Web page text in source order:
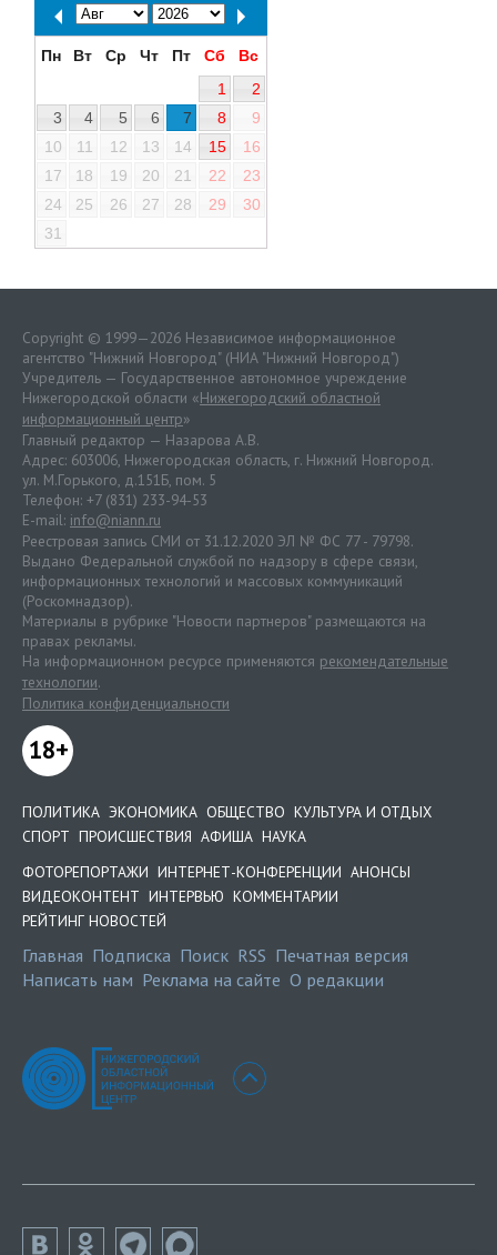
Пн Вт Ср Чт Пт Сб
Вс
1
2
3
4 5 6 7 8
9
10
11 12 13 14 15
16
17
18 19 20 21 22
23
24
25 26 27 28 29
30
31
Copyright © 1999—2026 Независимое информационное
агентство "Нижний Новгород" (НИА "Нижний Новгород")
Учредитель — Государственное автономное учреждение
Нижегородской области «Нижегородский областной
информационный центр»
Главный редактор — Назарова А.В.
Адрес: 603006, Нижегородская область, г. Нижний Новгород.
ул. М.Горького, д.151Б, пом. 5
Телефон: +7 (831) 233-94-53
E-mail: info@niann.ru
Реестровая запись СМИ от 31.12.2020 ЭЛ № ФС 77 - 79798.
Выдано Федеральной службой по надзору в сфере связи,
информационных технологий и массовых коммуникаций
(Роскомнадзор).
Материалы в рубрике "Новости партнеров" размещаются на
правах рекламы.
На информационном ресурсе применяются рекомендательные
технологии.
Политика конфиденциальности
18+
ПОЛИТИКА ЭКОНОМИКА ОБЩЕСТВО КУЛЬТУРА И ОТДЫХ
СПОРТ ПРОИСШЕСТВИЯ АФИША НАУКА
ФОТОРЕПОРТАЖИ ИНТЕРНЕТ-КОНФЕРЕНЦИИ АНОНСЫ
ВИДЕОКОНТЕНТ ИНТЕРВЬЮ КОММЕНТАРИИ
РЕЙТИНГ НОВОСТЕЙ
Главная Подписка Поиск RSS Печатная версия
Написать нам Реклама на сайте О редакции